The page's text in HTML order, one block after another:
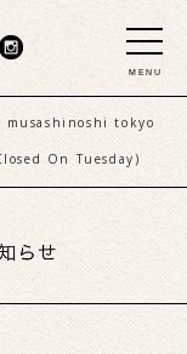
MENU
musashinoshi tokyo
On Tuesday)